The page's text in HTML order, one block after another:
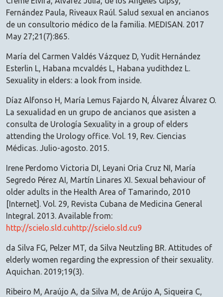
Fernández Paula, Riveaux Raúl. Salud sexual en ancianos
de un consultorio médico de la familia. MEDISAN. 2017
May 27;21(7):865.
María del Carmen Valdés Vázquez D, Yudit Hernández
Esterlin L, Habana mcvaldés L, Habana yudithdez L.
Sexuality in elders: a look from inside.
Díaz Alfonso H, María Lemus Fajardo N, Álvarez Álvarez O.
La sexualidad en un grupo de ancianos que asisten a
consulta de Urología Sexuality in a group of elders
attending the Urology office. Vol. 19, Rev. Ciencias
Médicas. Julio-agosto. 2015.
Irene Perdomo Victoria DI, Leyani Oria Cruz NI, María
Segredo Pérez AI, Martín Linares XI. Sexual behaviour of
older adults in the Health Area of Tamarindo, 2010
[Internet]. Vol. 29, Revista Cubana de Medicina General
Integral. 2013. Available from:
http://scielo.sld.cuhttp://scielo.sld.cu9
da Silva FG, Pelzer MT, da Silva Neutzling BR. Attitudes of
elderly women regarding the expression of their sexuality.
Aquichan. 2019;19(3).
Ribeiro M, Araújo A, da Silva M, de Arújo A, Siqueira C,